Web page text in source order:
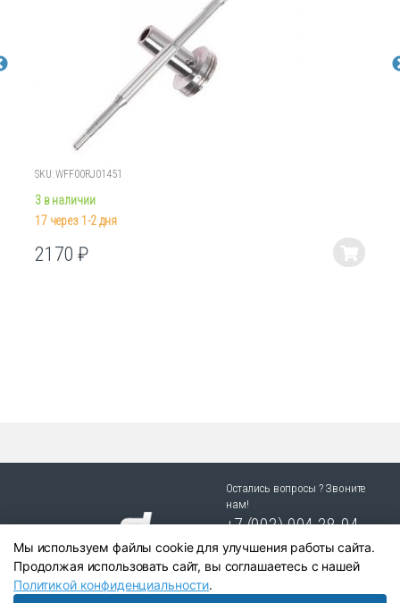
SKU: WFF00RJ01451
3 в наличии
17 через 1-2 дня
2170₽
Этот
товара.
Остались вопросы ? Звоните
нам!
+7 (903) 904 38-94
г. Новосибирск, ул. Степная
25/1 к.1
Мы используем файлы cookie для улучшения работы сайта.
Продолжая использовать сайт, вы соглашаетесь с нашей
Политикой конфиденциальности.